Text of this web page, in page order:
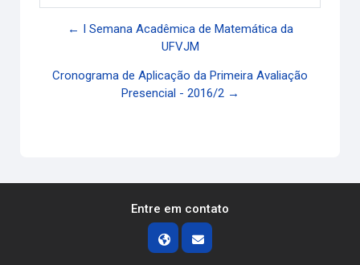
← I Semana Acadêmica de Matemática da
UFVJM
Cronograma de Aplicação da Primeira Avaliação
Presencial - 2016/2 →
Entre em contato